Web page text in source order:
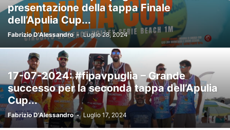
presentazione della tappa Finale
dell’Apulia Cup...
Fabrizio D'Alessandro - Luglio 28, 2024
17-07-2024: #fipavpuglia – Grande
successo per la seconda tappa dell’Apulia
Cup...
Fabrizio D'Alessandro - Luglio 17, 2024